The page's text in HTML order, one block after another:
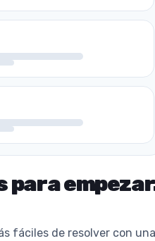
para
fáciles de resolver con una